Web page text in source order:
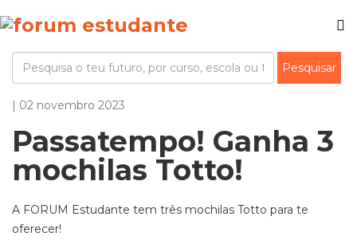
| 02 novembro 2023
Passatempo! Ganha 3
mochilas Totto!
A FORUM Estudante tem três mochilas Totto para te
oferecer!